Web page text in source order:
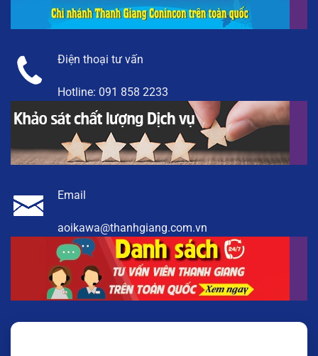
Điện thoại tư vấn
Hotline: 091 858 2233
Email
aoikawa@thanhgiang.com.vn